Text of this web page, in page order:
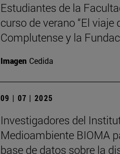
Estudiantes de la
curso de verano “El viaje
Complutense y la
Imagen Cedida
09 | 07 | 2025
Investigadores del
Medioambiente BIOMA
base de datos sobre la